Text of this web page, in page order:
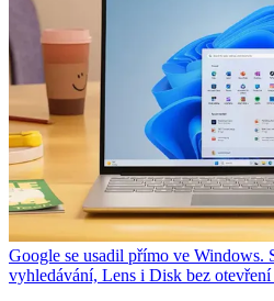
Google se usadil přímo ve Windows.
vyhledávání, Lens i Disk bez